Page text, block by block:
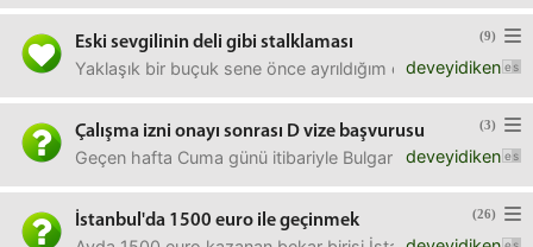
(9)
Eski sevgilinin deli gibi stalklaması
deveyidiken
Yaklaşık bir buçuk sene önce ayrıldığım eski sevgilim,
(3)
Çalışma izni onayı sonrası D vize başvurusu
deveyidiken
Geçen hafta Cuma günü itibariyle Bulgaristan ulusal
(26)
İstanbul'da 1500 euro ile geçinmek